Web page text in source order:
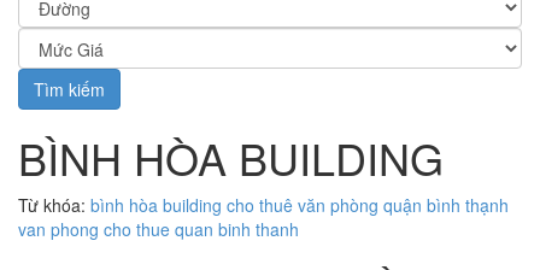
Tìm kiếm
BÌNH HÒA BUILDING
Từ khóa: bình hòa building cho thuê văn phòng quận bình thạnh
van phong cho thue quan binh thanh